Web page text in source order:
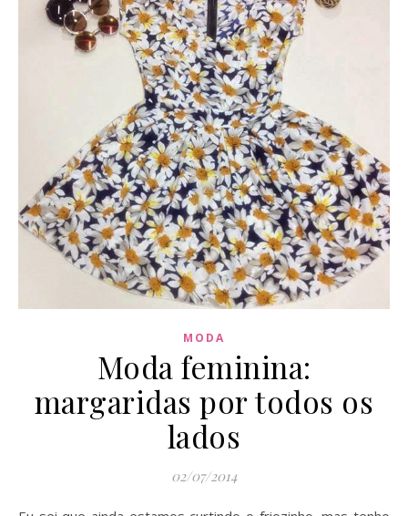
MODA
Moda feminina:
margaridas por todos os
lados
02/07/2014